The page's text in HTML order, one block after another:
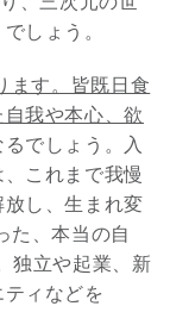
しょう。
ます。皆既日食
我や本心、欲
るでしょう。入
これまで我慢
し、生まれ変
た、本当の自
独立や起業、新
ィなどを